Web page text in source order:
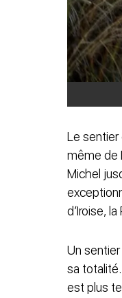
Le sentier
même de
Michel
d’Iroise,
Un
sa
est plus